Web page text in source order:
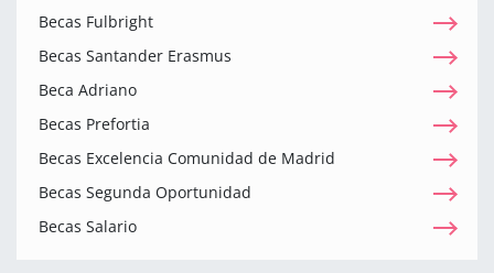
Becas Fulbright
Becas Santander Erasmus
Beca Adriano
Becas Prefortia
Becas Excelencia Comunidad de Madrid
Becas Segunda Oportunidad
Becas Salario